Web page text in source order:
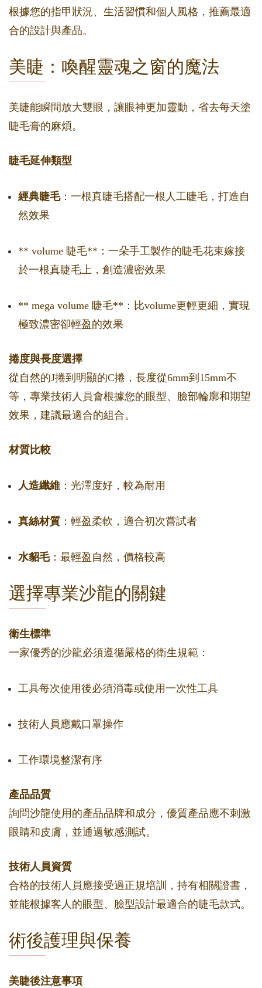
根據您的指甲狀況、生活習慣和個人風格，推薦最適
合的設計與產品。
美睫：喚醒靈魂之窗的魔法
美睫能瞬間放大雙眼，讓眼神更加靈動，省去每天塗
睫毛膏的麻煩。
睫毛延伸類型
經典睫毛：一根真睫毛搭配一根人工睫毛，打造自
然效果
** volume 睫毛**：一朵手工製作的睫毛花束嫁接
於一根真睫毛上，創造濃密效果
** mega volume 睫毛**：比volume更輕更細，實現
極致濃密卻輕盈的效果
捲度與長度選擇
從自然的J捲到明顯的C捲，長度從6mm到15mm不
等，專業技術人員會根據您的眼型、臉部輪廓和期望
效果，建議最適合的組合。
材質比較
人造纖維 ：光澤度好，較為耐用
真絲材質 ：輕盈柔軟，適合初次嘗試者
水貂毛：最輕盈自然，價格較高
選擇專業沙龍的關鍵
衛生標準
一家優秀的沙龍必須遵循嚴格的衛生規範：
工具每次使用後必須消毒或使用一次性工具
技術人員應戴口罩操作
工作環境整潔有序
產品品質
詢問沙龍使用的產品品牌和成分，優質產品應不刺激
眼睛和皮膚，並通過敏感測試。
技術人員資質
合格的技術人員應接受過正規培訓，持有相關證書，
並能根據客人的眼型、臉型設計最適合的睫毛款式。
術後護理與保養
美睫後注意事項